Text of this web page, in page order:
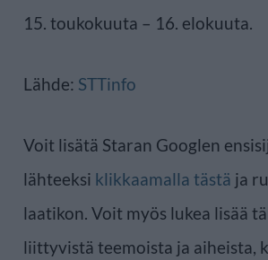
15. toukokuuta – 16. elokuuta.
Lähde: STTinfo
Voit lisätä Staran Googlen
lähteeksi klikkaamalla tästä ja
laatikon. Voit myös lukea lisää
liittyvistä teemoista ja aiheista,